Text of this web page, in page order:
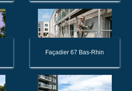
Façadier 67 Bas-Rhin